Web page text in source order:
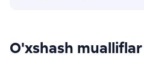
O'xshash mualliflar